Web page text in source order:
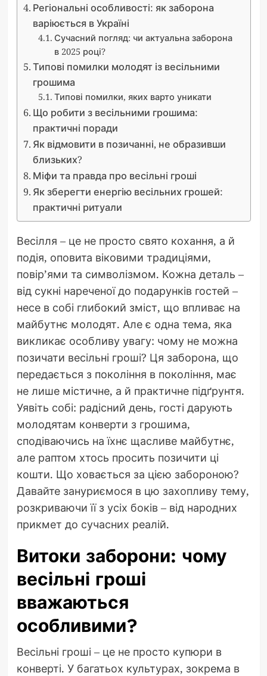
Регіональні особливості: як заборона
варіюється в Україні
Сучасний погляд: чи актуальна заборона
в 2025 році?
Типові помилки молодят із весільними
грошима
Типові помилки, яких варто уникати
Що робити з весільними грошима:
практичні поради
Як відмовити в позичанні, не образивши
близьких?
Міфи та правда про весільні гроші
Як зберегти енергію весільних грошей:
практичні ритуали
Весілля – це не просто свято кохання, а й
подія, оповита віковими традиціями,
повір’ями та символізмом. Кожна деталь –
від сукні нареченої до подарунків гостей –
несе в собі глибокий зміст, що впливає на
майбутнє молодят. Але є одна тема, яка
викликає особливу увагу: чому не можна
позичати весільні гроші? Ця заборона, що
передається з покоління в покоління, має
не лише містичне, а й практичне підґрунтя.
Уявіть собі: радісний день, гості дарують
молодятам конверти з грошима,
сподіваючись на їхнє щасливе майбутнє,
але раптом хтось просить позичити ці
кошти. Що ховається за цією забороною?
Давайте зануриємося в цю захопливу тему,
розкриваючи її з усіх боків – від народних
прикмет до сучасних реалій.
Витоки заборони: чому
весільні гроші
вважаються
особливими?
Весільні гроші – це не просто купюри в
конверті. У багатьох культурах, зокрема в